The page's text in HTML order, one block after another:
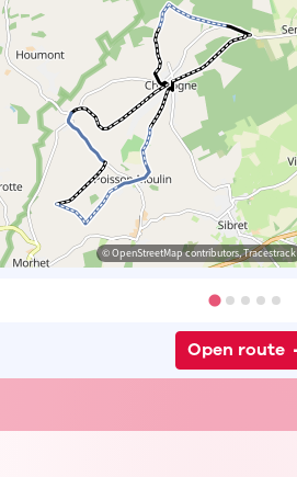
© OpenStreetMap contributors, Tracestrack
Open route